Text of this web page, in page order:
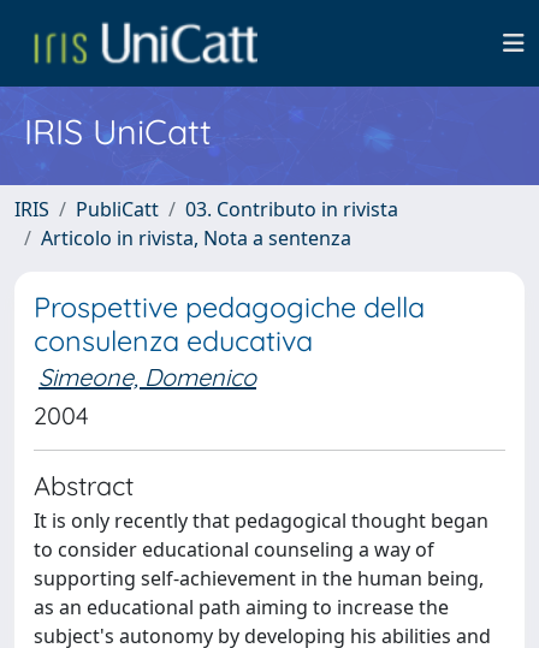
IRIS UniCatt
IRIS PubliCatt
03. Contributo in rivista
Articolo in rivista, Nota a sentenza
Prospettive pedagogiche della
consulenza educativa
Simeone, Domenico
2004
Abstract
It is only recently that pedagogical thought began
to consider educational counseling a way of
supporting self-achievement in the human being,
as an educational path aiming to increase the
subject's autonomy by developing his abilities and